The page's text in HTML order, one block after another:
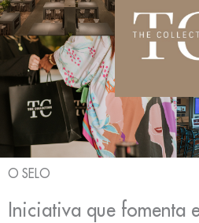
O SELO
Iniciativa que fomenta